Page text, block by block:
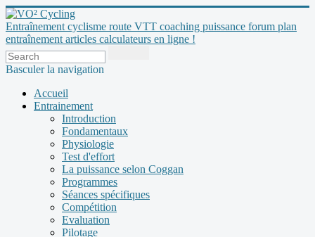
Entraînement cyclisme route VTT coaching puissance forum plan
entraînement articles calculateurs en ligne !
Basculer la navigation
Accueil
Entrainement
Introduction
Fondamentaux
Physiologie
Test d'effort
La puissance selon Coggan
Programmes
Séances spécifiques
Compétition
Evaluation
Pilotage